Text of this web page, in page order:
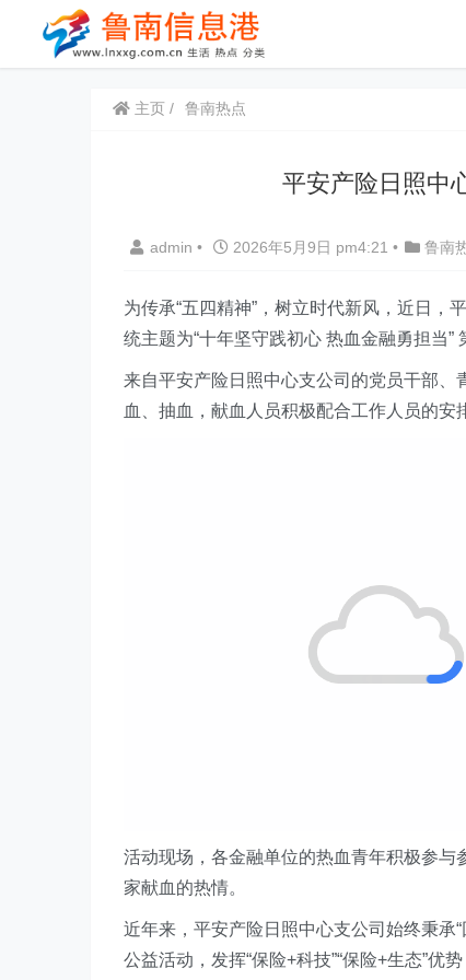
主页 鲁南热点
平安产险日照中
admin • 2026年5月9日 pm4:21 • 鲁南
为传承“五四精神”，树立时代新风， 近日 ，
统主题为“十年坚守践初心 热血金融勇担当”
来自平安产险日照中心支公司 的党员干部、
血、抽血，献血人员积极配合工作人员的安
活动现场，各金融单位的热血青年积极参
家献血的热情。
近年来，平安产险日照中心支公司始终秉承
公益活动，发挥“保险+科技”“保险+生态”